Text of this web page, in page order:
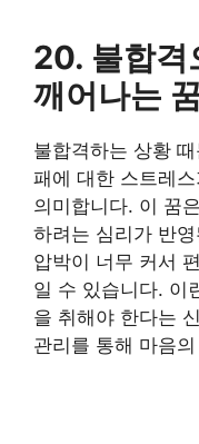
20. 불합격
깨어나는
불합격하는 상황
패에 대한 스트레
의미합니다. 이 꿈
하려는 심리가 반
압박이 너무 커서
일 수 있습니다. 이
을 취해야 한다는
관리를 통해 마음